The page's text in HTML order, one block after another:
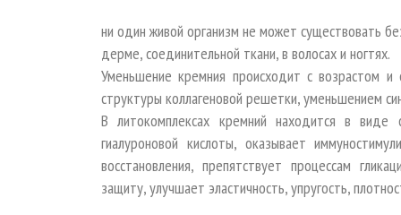
ни один живой организм не может существовать
дерме, соединительной ткани, в волосах и ногтях.
Уменьшение кремния происходит с возрастом и
структуры коллагеновой решетки, уменьшением
В литокомплексах кремний находится в виде
гиалуроновой кислоты, оказывает
восстановления, препятствует процессам
защиту, улучшает эластичность, упругость,